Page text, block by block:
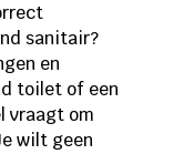
sanitair?
en
toilet of een
vraagt om
wilt geen